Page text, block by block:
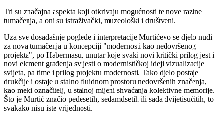
Tri su značajna aspekta koji otkrivaju mogućnosti te nove razine
tumačenja, a oni su istraživački, muzeološki i društveni.
Uza sve dosadašnje poglede i interpretacije Murtićevo se djelo nudi
za nova tumačenja u koncepciji "modernosti kao nedovršenog
projekta", po Habermasu, unutar koje svaki novi kritički prilog jest i
novi element građenja svijesti o modernističkoj ideji vizualizacije
svijeta, pa time i prilog projektu modernosti. Tako djelo postaje
drukčije i ostaje u stalno fluidnom prostoru nedovršenih značenja,
kao meki označitelj, u stalnoj mijeni shvaćanja kolektivne memorije.
Što je Murtić značio pedesetih, sedamdsetih ili sada dvijetisućitih, to
svakako nisu iste vrijednosti.